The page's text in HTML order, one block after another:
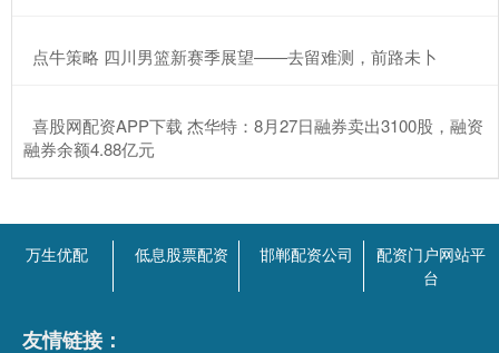
​点牛策略 四川男篮新赛季展望——去留难测，前路未卜
​喜股网配资APP下载 杰华特：8月27日融券卖出3100股，融资
融券余额4.88亿元
万生优配 低息股票配资 邯郸配资公司
配资门户网站平
台
友情链接：